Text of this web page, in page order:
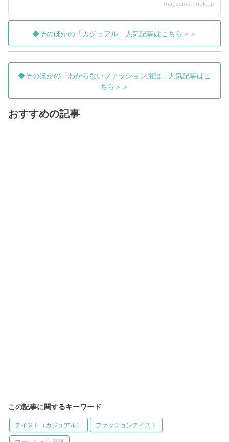
magazine.cubki.jp
◆そのほかの「カジュアル」人気記事はこちら＞＞
◆そのほかの「わからないファッション用語」人気記事はこ
ちら＞＞
おすすめの記事
この記事に関するキーワード
テイスト（カジュアル） ファッションテイスト